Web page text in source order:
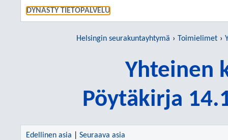
DYNASTY TIETOPALVELU
Helsingin seurakuntayhtymä Toimielimet
Yhteinen
Pöytäkirja
Edellinen asia Seuraava asia